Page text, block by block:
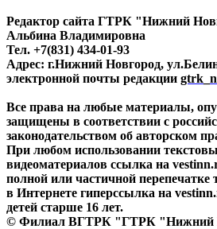
Редактор сайта ГТРК "Нижний
Альбина Владимировна
Тел. +7(831) 434-01-93
Адрес: г.Нижний Новгород,
электронной почты редакции
Все права на любые материалы,
защищены в соответствии с
законодательством об авторском
При любом использовании
видеоматериалов ссылка на
полной или частичной перепечатке
в Интернете гиперссылка на
детей старше 16 лет.
© Филиал ВГТРК "ГТРК "Нижний